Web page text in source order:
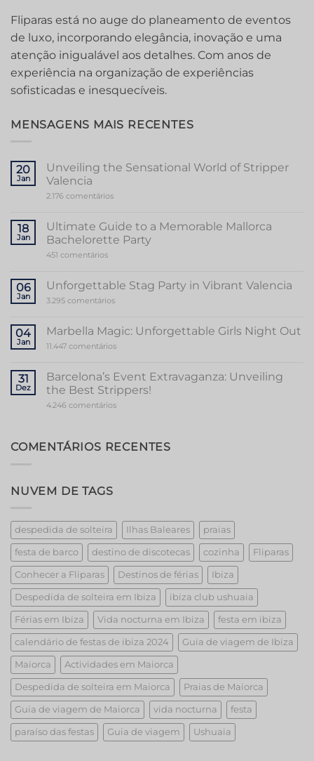
Fliparas está no auge do planeamento de eventos
de luxo, incorporando elegância, inovação e uma
atenção inigualável aos detalhes. Com anos de
experiência na organização de experiências
sofisticadas e inesquecíveis.
MENSAGENS MAIS RECENTES
20
Jan
Unveiling the Sensational World of Stripper
Valencia
2.176 comentáriosem
Sensational
World
of
18
Jan
Ultimate Guide to a Memorable Mallorca
Bachelorette Party
451 comentáriosem
to
a
Memorable
Party
06
Jan
Unforgettable Stag Party in Vibrant Valencia
3.295 comentáriosem
Party
in
Vibrant
04
Jan
Marbella Magic: Unforgettable Girls Night Out
11.447 comentáriosem
Unforgettable
Girls
Night
31
Dez
Barcelona’s Event Extravaganza: Unveiling
the Best Strippers!
4.246 comentáriosem
Unveiling
the
COMENTÁRIOS RECENTES
NUVEM DE TAGS
despedida de solteira Ilhas Baleares praias
festa de barco destino de discotecas cozinha Fliparas
Conhecer a Fliparas Destinos de férias Ibiza
Despedida de solteira em Ibiza ibiza club ushuaia
Férias em Ibiza Vida nocturna em Ibiza festa em ibiza
calendário de festas de ibiza 2024 Guia de viagem de Ibiza
Maiorca Actividades em Maiorca
Despedida de solteira em Maiorca Praias de Maiorca
Guia de viagem de Maiorca vida nocturna festa
paraíso das festas Guia de viagem Ushuaia